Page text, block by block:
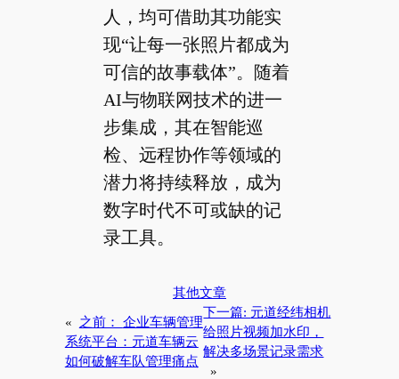
人，均可借助其功能实
现“让每一张照片都成为
可信的故事载体”。随着
AI与物联网技术的进一
步集成，其在智能巡
检、远程协作等领域的
潜力将持续释放，成为
数字时代不可或缺的记
录工具。
其他文章
« 之前： 企业车辆管理
系统平台：元道车辆云
如何破解车队管理痛点
下一篇: 元道经纬相机
给照片视频加水印，
解决多场景记录需求
»